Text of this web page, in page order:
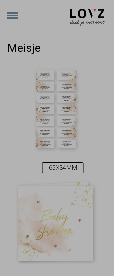
Meisje
65X34MM